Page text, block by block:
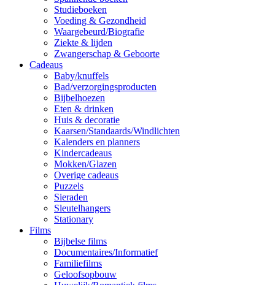
Studieboeken
Voeding & Gezondheid
Waargebeurd/Biografie
Ziekte & lijden
Zwangerschap & Geboorte
Cadeaus
Baby/knuffels
Bad/verzorgingsproducten
Bijbelhoezen
Eten & drinken
Huis & decoratie
Kaarsen/Standaards/Windlichten
Kalenders en planners
Kindercadeaus
Mokken/Glazen
Overige cadeaus
Puzzels
Sieraden
Sleutelhangers
Stationary
Films
Bijbelse films
Documentaires/Informatief
Familiefilms
Geloofsopbouw